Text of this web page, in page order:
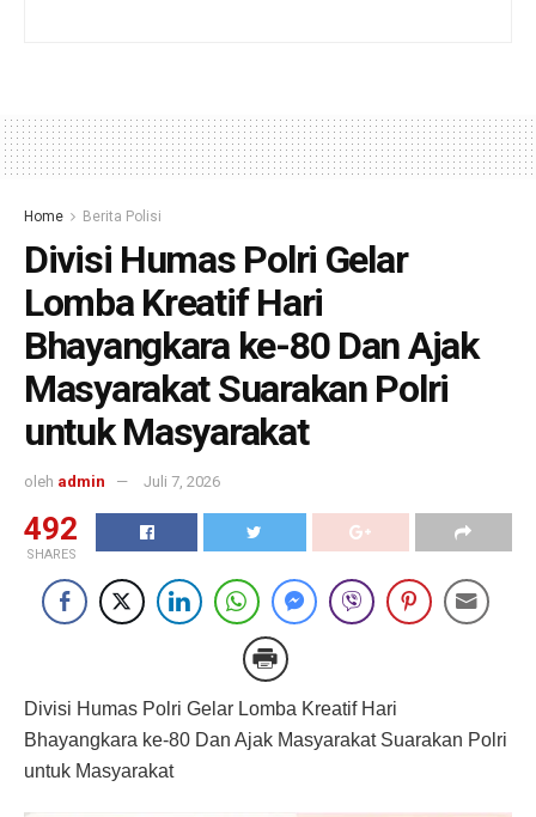
Home Berita Polisi
Divisi Humas Polri Gelar
Lomba Kreatif Hari
Bhayangkara ke-80 Dan Ajak
Masyarakat Suarakan Polri
untuk Masyarakat
oleh admin Juli 7, 2026
492
SHARES
Divisi Humas Polri Gelar Lomba Kreatif Hari
Bhayangkara ke-80 Dan Ajak Masyarakat Suarakan Polri
untuk Masyarakat